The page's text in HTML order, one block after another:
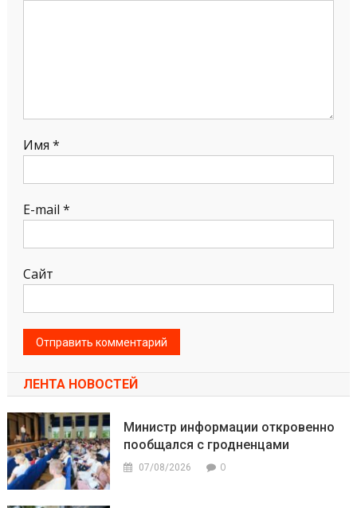
Имя *
E-mail *
Сайт
ЛЕНТА НОВОСТЕЙ
Министр информации откровенно
пообщался с гродненцами
07/08/2026 0